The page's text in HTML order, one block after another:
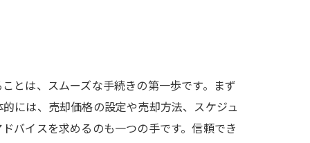
とは、スムーズな手続きの第一歩です。まず
には、売却価格の設定や売却方法、スケジュ
バイスを求めるのも一つの手です。信頼でき